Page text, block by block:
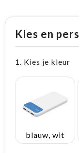
Kies en
1. Kies je kleur
blauw, wit